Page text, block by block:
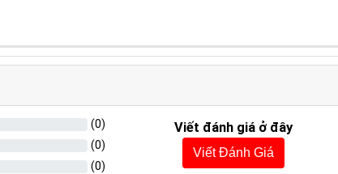
(0)
(0)
(0)
Viết đánh giá ở đây
Viết Đánh Giá